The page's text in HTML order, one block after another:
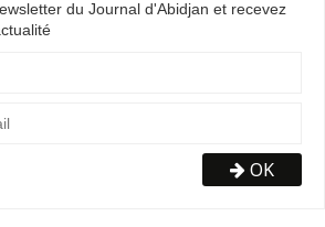
du Journal d'Abidjan et recevez
OK